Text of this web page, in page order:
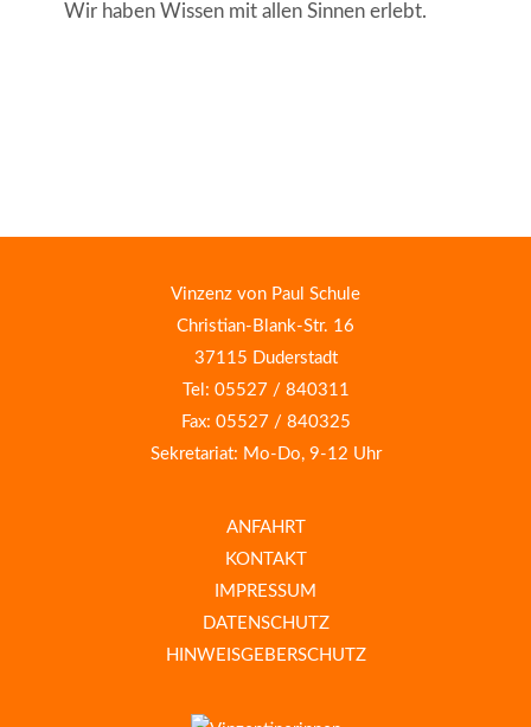
Wir haben Wissen mit allen Sinnen erlebt.
Vinzenz von Paul Schule
Christian-Blank-Str. 16
37115 Duderstadt
Tel: 05527 / 840311
Fax: 05527 / 840325
Sekretariat: Mo-Do, 9-12 Uhr
ANFAHRT
KONTAKT
IMPRESSUM
DATENSCHUTZ
HINWEISGEBERSCHUTZ